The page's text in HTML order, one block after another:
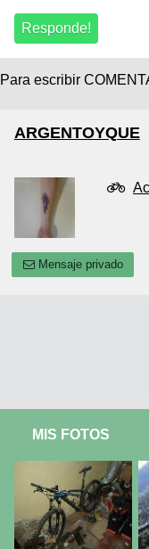
Para escribir
ARGENTOYQUE
Mensaje privado
MIS FOTOS